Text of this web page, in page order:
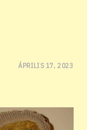
ÁPRILIS 17, 2023